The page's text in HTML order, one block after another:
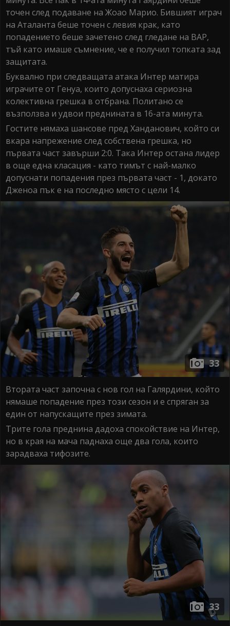
точен след подаване на Жоао Марио. Бившият играч
на Аталанта беше точен с левия крак, като
попадението беше зачетено след гледане на ВАР,
тъй като имаше съмнение, че е получил топката зад
защитата.
Буквално при следващата атака Интер матира
играчите от Генуа, които допуснаха сериозна
колективна грешка в отбрана. Политано се
възползва и удвои преднината в 16-ата минута.
Гостите нямаха шансове пред Ханданович, който си
вкара напрежение след собствена грешка, но
първата част завърши 2:0. Така Интер остана лидер
в още една класация - като тимът с най-малко
допуснати попадения през първата част - 1, докато
Дженоа пък е на последно място с цели 14.
33
Втората част започна с нов гол на Галярдини, който
нямаше попадение през този сезон и е спряган за
един от напускащите през зимата.
Трите гола преднина дадоха спокойствие на Интер,
но в края на мача паднаха още два гола, които
зарадваха тифозите.
33